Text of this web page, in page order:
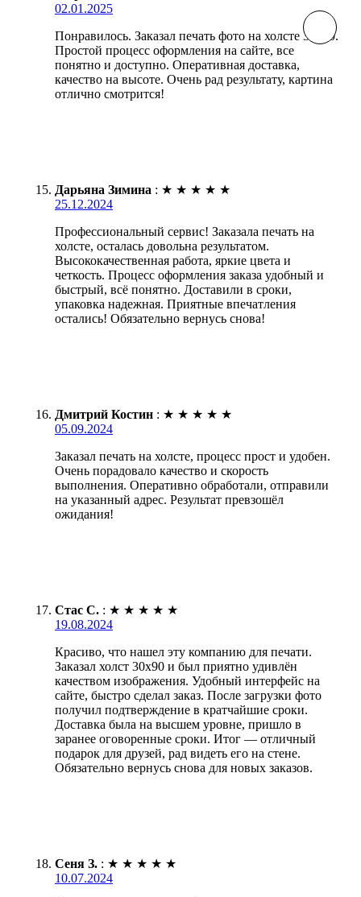
02.01.2025
Понравилось. Заказал печать фото на холсте 30х90.
Простой процесс оформления на сайте, все
понятно и доступно. Оперативная доставка,
качество на высоте. Очень рад результату, картина
отлично смотрится!
Дарьяна Зимина : ★ ★ ★ ★ ★
25.12.2024
Профессиональный сервис! Заказала печать на
холсте, осталась довольна результатом.
Высококачественная работа, яркие цвета и
четкость. Процесс оформления заказа удобный и
быстрый, всё понятно. Доставили в сроки,
упаковка надежная. Приятные впечатления
остались! Обязательно вернусь снова!
Дмитрий Костин : ★ ★ ★ ★ ★
05.09.2024
Заказал печать на холсте, процесс прост и удобен.
Очень порадовало качество и скорость
выполнения. Оперативно обработали, отправили
на указанный адрес. Результат превзошёл
ожидания!
Стас С. : ★ ★ ★ ★ ★
19.08.2024
Красиво, что нашел эту компанию для печати.
Заказал холст 30х90 и был приятно удивлён
качеством изображения. Удобный интерфейс на
сайте, быстро сделал заказ. После загрузки фото
получил подтверждение в кратчайшие сроки.
Доставка была на высшем уровне, пришло в
заранее оговоренные сроки. Итог — отличный
подарок для друзей, рад видеть его на стене.
Обязательно вернусь снова для новых заказов.
Сеня З. : ★ ★ ★ ★ ★
10.07.2024